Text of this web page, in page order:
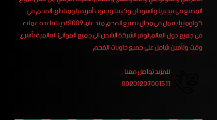
المصنع فى نيجيريا والسودان وكينيا وجنوب أفريقيا ومناطق الفحم في
كولومبيا نعمل في مجال تصنيع الفحم منذ عام 2009 لدينا قاعده عملاء
في جميع دول العالم توفر الشركة الشحن الى جميع الموانئ العالمية بأسرع
وقت وتأمين شامل على جميع حاويات الفحم
للمزيد تواصل معنا :
00201207001511